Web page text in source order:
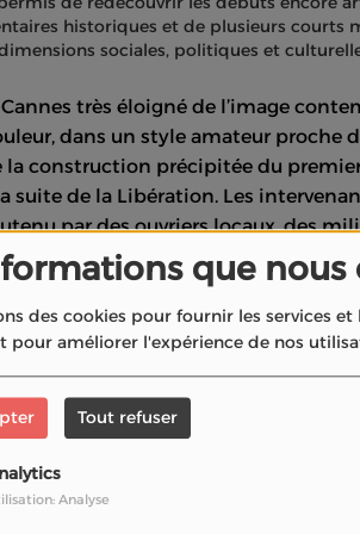
que nous
des cookies pour fournir les services
pour améliorer l'expérience de nos
Tout refuser
Analyse
historiques et de plusieurs courts
sociales, politiques et
très éloigné de l’image
dans un style amateur proche
construction précipitée du
suite de la Libération. Les
par des ouvriers locaux, des
à Cannes d’accueillir
le contexte politique de
projet né en 1939 pour répondre à
rappellent le rôle de Jean
que celui de Philippe Erlanger, haut
festival.
figures du cinéma français et